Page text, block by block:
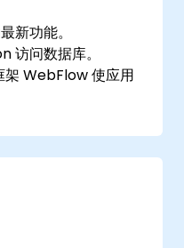
新功能。
问数据库。
WebFlow 使应用
Java EE 应用程序
应用程序。